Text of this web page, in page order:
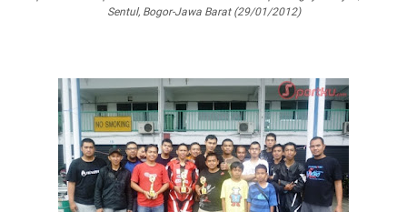
Sentul, Bogor-Jawa Barat (29/01/2012)